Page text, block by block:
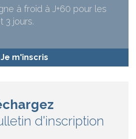
à froid à J+60 pour les
3 jours.
Je m'inscris
d'inscription